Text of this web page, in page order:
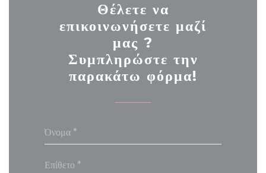
Θέλετε να
επικοινωνήσετε μαζί
μας ?
Συμπληρώστε την
παρακάτω φόρμα!